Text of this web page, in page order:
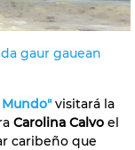
gaur gauean
Mundo"visitará la
Carolina Calvo el
caribeño que